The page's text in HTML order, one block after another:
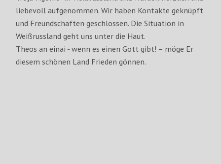
liebevoll aufgenommen. Wir haben Kontakte geknüpft
und Freundschaften geschlossen. Die Situation in
Weißrussland geht uns unter die Haut.
Theos an einai - wenn es einen Gott gibt! – möge Er
diesem schönen Land Frieden gönnen.